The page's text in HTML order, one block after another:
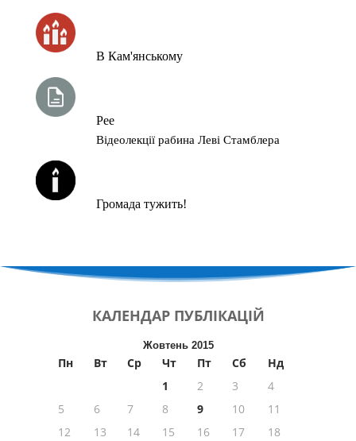
В Кам'янському
Рее
Відеолекції рабина Леві Стамблера
Громада тужить!
КАЛЕНДАР ПУБЛІКАЦІЙ
Жовтень 2015
Пн Вт Ср Чт Пт Сб
Нд
1
2 3
4
5
6 7 8 9 10
11
12
13 14 15 16 17
18